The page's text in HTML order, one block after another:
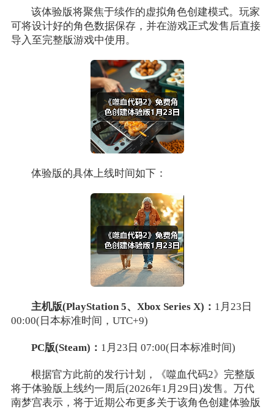
该体验版将聚焦于续作的虚拟角色创建模式。玩家
可将设计好的角色数据保存，并在游戏正式发售后直接
导入至完整版游戏中使用。
体验版的具体上线时间如下：
主机版(PlayStation 5、Xbox Series X)： 1月23日
00:00(日本标准时间，UTC+9)
PC版(Steam)： 1月23日 07:00(日本标准时间)
根据官方此前的发行计划，《噬血代码2》完整版
将于体验版上线约一周后(2026年1月29日)发售。万代
南梦宫表示，将于近期公布更多关于该角色创建体验版